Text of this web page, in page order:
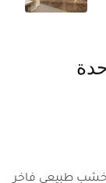
خشب طبيعي